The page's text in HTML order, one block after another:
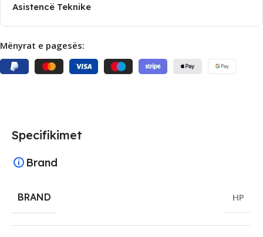
Asistencë Teknike
Mënyrat e pagesës:
Specifikimet
Brand
BRAND HP